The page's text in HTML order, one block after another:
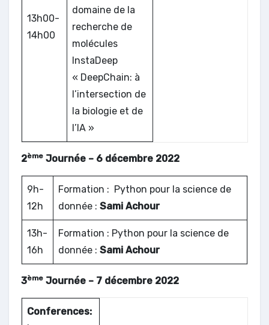
13h00-
14h00
domaine de la
recherche de
molécules
InstaDeep
« DeepChain: à
l’intersection de
la biologie et de
l’IA »
2ème Journée – 6 décembre 2022
9h-
12h
Formation : Python pour la science de
donnée : Sami Achour
13h-
16h
Formation : Python pour la science de
donnée : Sami Achour
3ème Journée – 7 décembre 2022
Conferences: